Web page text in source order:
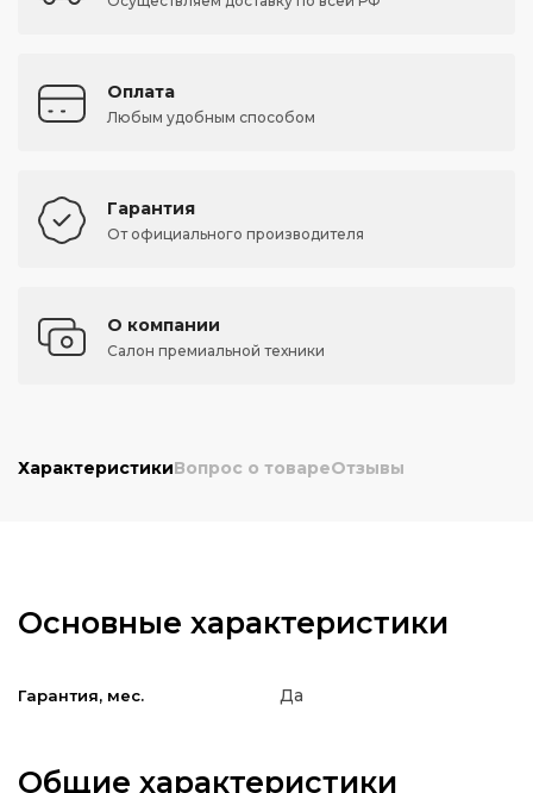
Оплата
Любым удобным способом
Гарантия
От официального производителя
О компании
Салон премиальной техники
ХарактеристикиВопрос о товареОтзывы
Основные характеристики
Гарантия, мес. Да
Общие характеристики